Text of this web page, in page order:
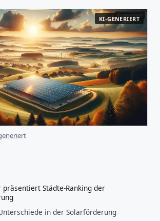
KI-GENERIERT
präsentiert Städte-Ranking der
in der Solarförderung